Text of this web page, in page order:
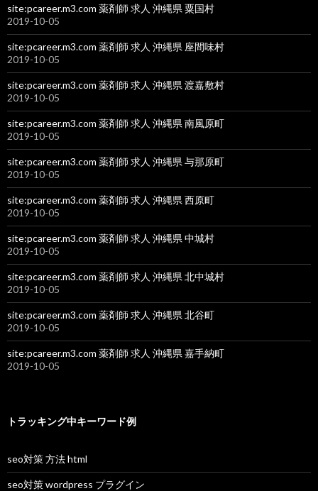
site:pcareer.m3.com 薬剤師 求人 沖縄県 粟国村
2019-10-05
site:pcareer.m3.com 薬剤師 求人 沖縄県 座間味村
2019-10-05
site:pcareer.m3.com 薬剤師 求人 沖縄県 渡嘉敷村
2019-10-05
site:pcareer.m3.com 薬剤師 求人 沖縄県 南風原町
2019-10-05
site:pcareer.m3.com 薬剤師 求人 沖縄県 与那原町
2019-10-05
site:pcareer.m3.com 薬剤師 求人 沖縄県 西原町
2019-10-05
site:pcareer.m3.com 薬剤師 求人 沖縄県 中城村
2019-10-05
site:pcareer.m3.com 薬剤師 求人 沖縄県 北中城村
2019-10-05
site:pcareer.m3.com 薬剤師 求人 沖縄県 北谷町
2019-10-05
site:pcareer.m3.com 薬剤師 求人 沖縄県 嘉手納町
2019-10-05
トラッキング中キーワード例
seo対策 方法 html
seo対策 wordpress プラグイン